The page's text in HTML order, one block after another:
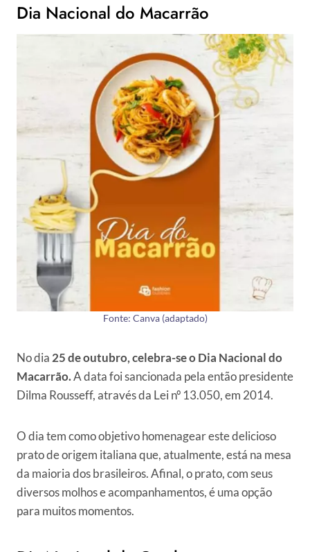
Dia Nacional do Macarrão
Fonte: Canva (adaptado)
No dia25 de outubro, celebra-se o Dia Nacional do
Macarrão.A data foi sancionada pela então presidente
Dilma Rousseff, através da Lei nº 13.050, em 2014.
O dia tem como objetivo homenagear este delicioso
prato de origem italiana que, atualmente, está na mesa
da maioria dos brasileiros. Afinal, o prato, com seus
diversos molhos e acompanhamentos, é uma opção
para muitos momentos.